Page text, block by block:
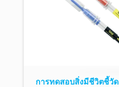
การทดสอบสิ่งมีชีวิตชี้วัด